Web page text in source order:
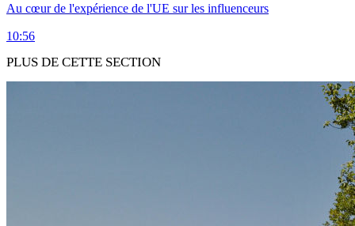
Au cœur de l'expérience de l'UE sur les influenceurs
10:56
PLUS DE CETTE SECTION